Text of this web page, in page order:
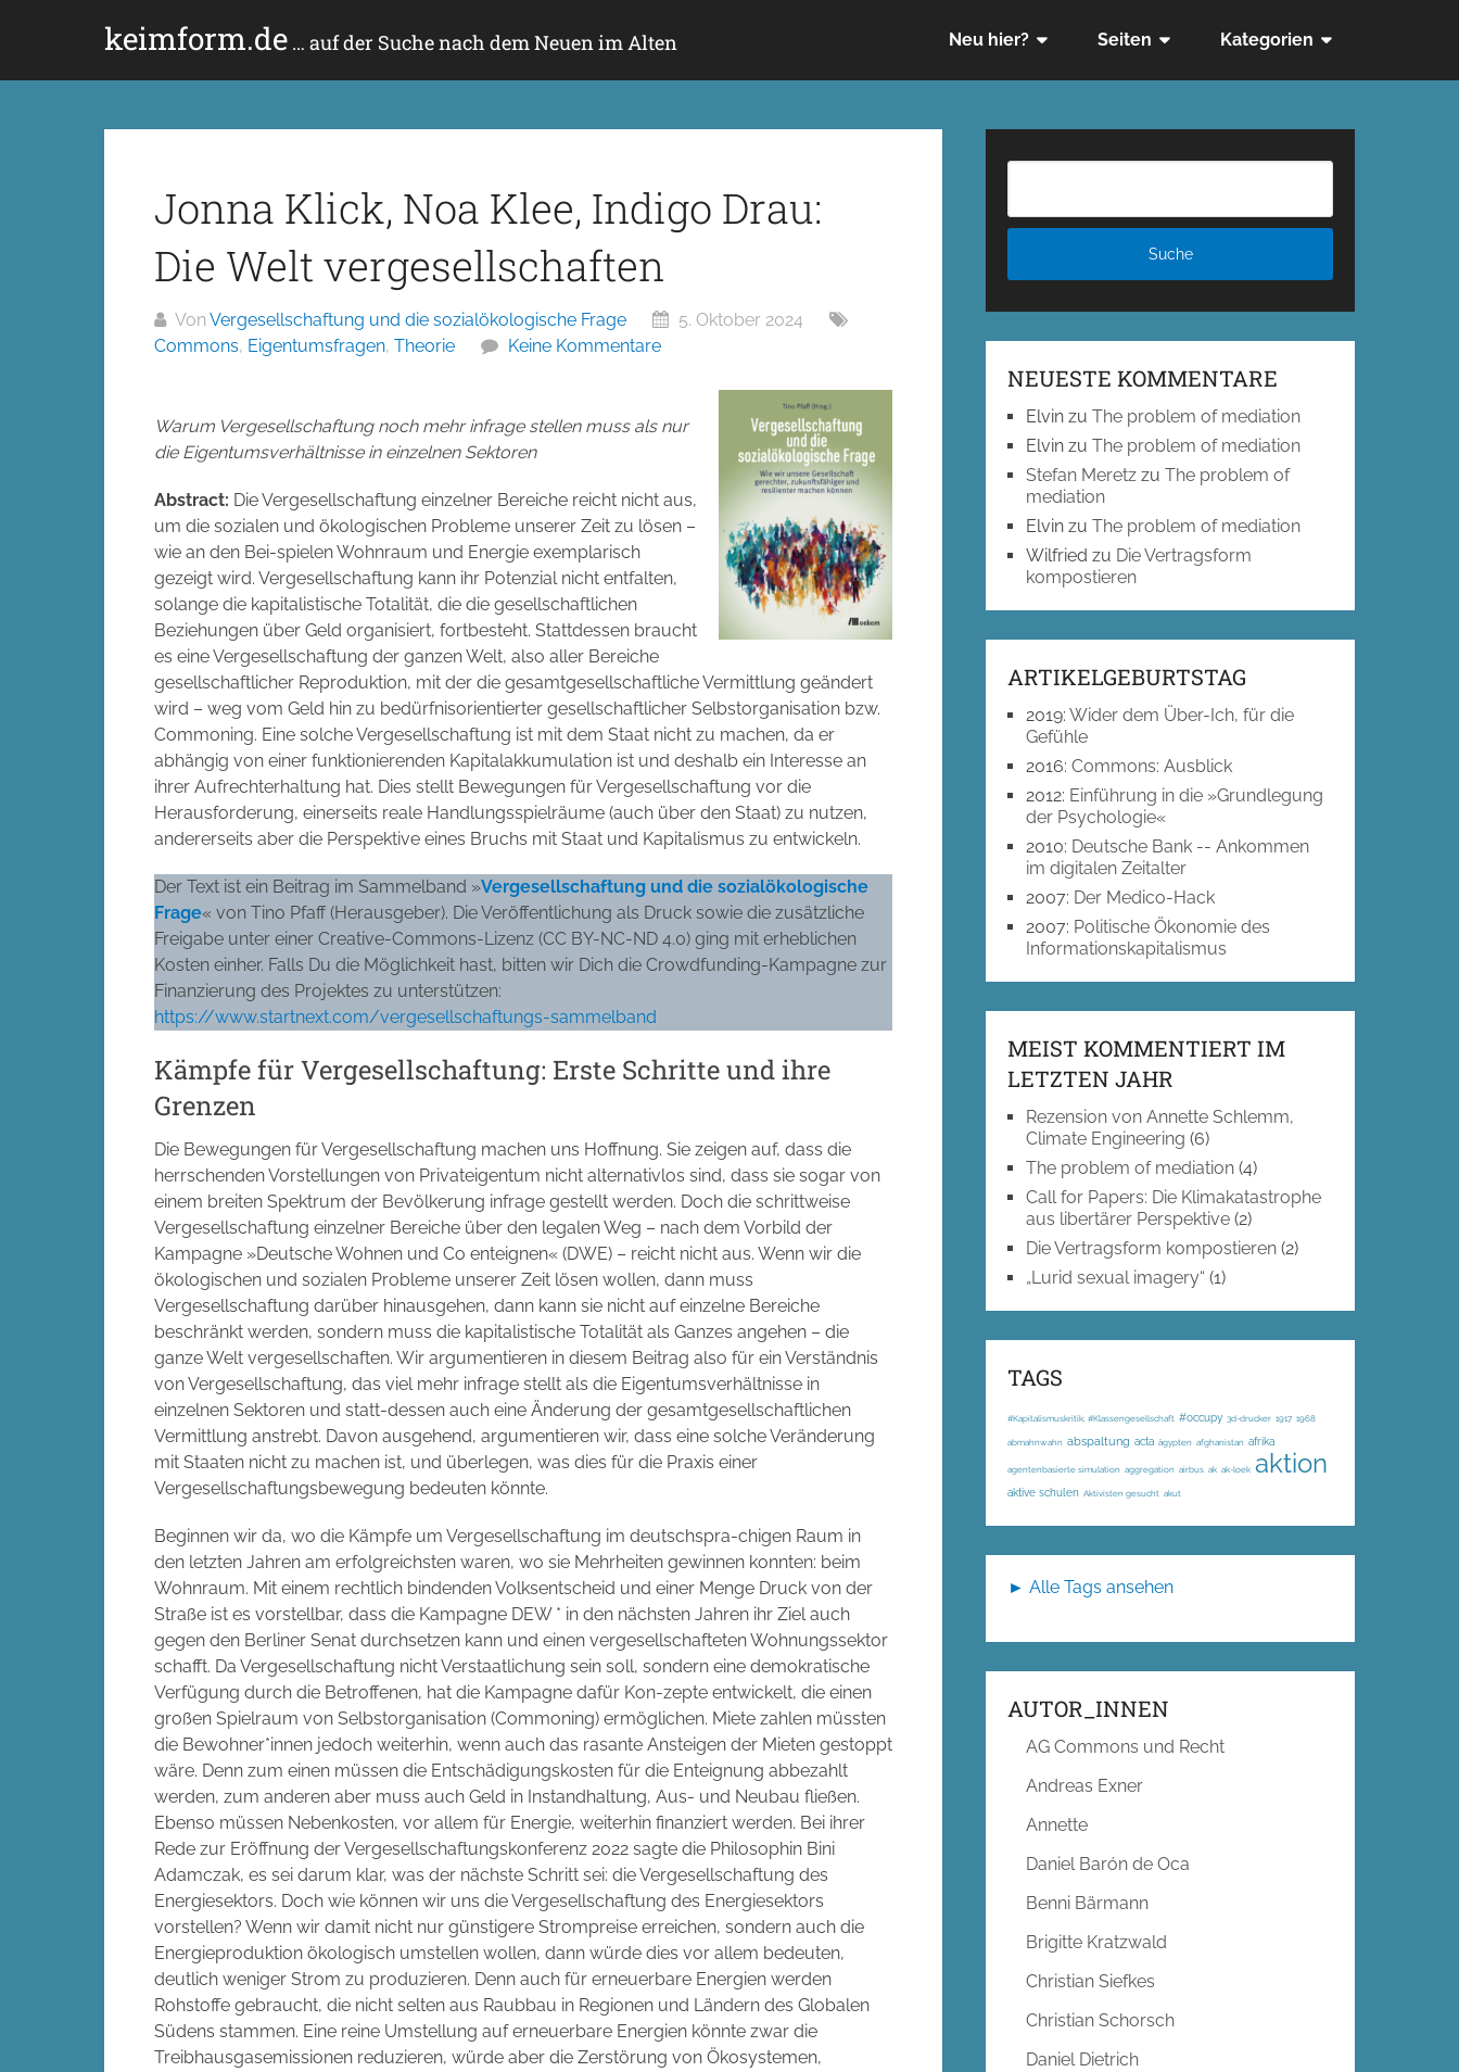
keimform.de … auf der Suche nach dem Neuen im Alten Neu hier? Seiten Kategorien
Jonna Klick, Noa Klee, Indigo Drau:
Die Welt vergesellschaften
Von Vergesellschaftung und die sozialökologische Frage
5. Oktober 2024
Commons, Eigentumsfragen, Theorie Keine Kommentare
Warum Vergesellschaftung noch mehr infrage stellen muss als nur
die Eigentumsverhältnisse in einzelnen Sektoren
Abstract: Die Vergesellschaftung einzelner Bereiche reicht nicht aus,
um die sozialen und ökologischen Probleme unserer Zeit zu lösen –
wie an den Bei-spielen Wohnraum und Energie exemplarisch
gezeigt wird. Vergesellschaftung kann ihr Potenzial nicht entfalten,
solange die kapitalistische Totalität, die die gesellschaftlichen
Beziehungen über Geld organisiert, fortbesteht. Stattdessen braucht
es eine Vergesellschaftung der ganzen Welt, also aller Bereiche
gesellschaftlicher Reproduktion, mit der die gesamtgesellschaftliche Vermittlung geändert
wird – weg vom Geld hin zu bedürfnisorientierter gesellschaftlicher Selbstorganisation bzw.
Commoning. Eine solche Vergesellschaftung ist mit dem Staat nicht zu machen, da er
abhängig von einer funktionierenden Kapitalakkumulation ist und deshalb ein Interesse an
ihrer Aufrechterhaltung hat. Dies stellt Bewegungen für Vergesellschaftung vor die
Herausforderung, einerseits reale Handlungsspielräume (auch über den Staat) zu nutzen,
andererseits aber die Perspektive eines Bruchs mit Staat und Kapitalismus zu entwickeln.
Der Text ist ein Beitrag im Sammelband »Vergesellschaftung und die sozialökologische
Frage« von Tino Pfaff (Herausgeber). Die Veröffentlichung als Druck sowie die zusätzliche
Freigabe unter einer Creative-Commons-Lizenz (CC BY-NC-ND 4.0) ging mit erheblichen
Kosten einher. Falls Du die Möglichkeit hast, bitten wir Dich die Crowdfunding-Kampagne zur
Finanzierung des Projektes zu unterstützen:
https://www.startnext.com/vergesellschaftungs-sammelband
Kämpfe für Vergesellschaftung: Erste Schritte und ihre
Grenzen
Die Bewegungen für Vergesellschaftung machen uns Hoffnung. Sie zeigen auf, dass die
herrschenden Vorstellungen von Privateigentum nicht alternativlos sind, dass sie sogar von
einem breiten Spektrum der Bevölkerung infrage gestellt werden. Doch die schrittweise
Vergesellschaftung einzelner Bereiche über den legalen Weg – nach dem Vorbild der
Kampagne »Deutsche Wohnen und Co enteignen« (DWE) – reicht nicht aus. Wenn wir die
ökologischen und sozialen Probleme unserer Zeit lösen wollen, dann muss
Vergesellschaftung darüber hinausgehen, dann kann sie nicht auf einzelne Bereiche
beschränkt werden, sondern muss die kapitalistische Totalität als Ganzes angehen – die
ganze Welt vergesellschaften. Wir argumentieren in diesem Beitrag also für ein Verständnis
von Vergesellschaftung, das viel mehr infrage stellt als die Eigentumsverhältnisse in
einzelnen Sektoren und statt-dessen auch eine Änderung der gesamtgesellschaftlichen
Vermittlung anstrebt. Davon ausgehend, argumentieren wir, dass eine solche Veränderung
mit Staaten nicht zu machen ist, und überlegen, was dies für die Praxis einer
Vergesellschaftungsbewegung bedeuten könnte.
Beginnen wir da, wo die Kämpfe um Vergesellschaftung im deutschspra-chigen Raum in
den letzten Jahren am erfolgreichsten waren, wo sie Mehrheiten gewinnen konnten: beim
Wohnraum. Mit einem rechtlich bindenden Volksentscheid und einer Menge Druck von der
Straße ist es vorstellbar, dass die Kampagne DEW * in den nächsten Jahren ihr Ziel auch
gegen den Berliner Senat durchsetzen kann und einen vergesellschafteten Wohnungssektor
schafft. Da Vergesellschaftung nicht Verstaatlichung sein soll, sondern eine demokratische
Verfügung durch die Betroffenen, hat die Kampagne dafür Kon-zepte entwickelt, die einen
großen Spielraum von Selbstorganisation (Commoning) ermöglichen. Miete zahlen müssten
die Bewohner*innen jedoch weiterhin, wenn auch das rasante Ansteigen der Mieten gestoppt
wäre. Denn zum einen müssen die Entschädigungskosten für die Enteignung abbezahlt
werden, zum anderen aber muss auch Geld in Instandhaltung, Aus- und Neubau fließen.
Ebenso müssen Nebenkosten, vor allem für Energie, weiterhin finanziert werden. Bei ihrer
Rede zur Eröffnung der Vergesellschaftungskonferenz 2022 sagte die Philosophin Bini
Adamczak, es sei darum klar, was der nächste Schritt sei: die Vergesellschaftung des
Energiesektors. Doch wie können wir uns die Vergesellschaftung des Energiesektors
vorstellen? Wenn wir damit nicht nur günstigere Strompreise erreichen, sondern auch die
Energieproduktion ökologisch umstellen wollen, dann würde dies vor allem bedeuten,
deutlich weniger Strom zu produzieren. Denn auch für erneuerbare Energien werden
Rohstoffe gebraucht, die nicht selten aus Raubbau in Regionen und Ländern des Globalen
Südens stammen. Eine reine Umstellung auf erneuerbare Energien könnte zwar die
Treibhausgasemissionen reduzieren, würde aber die Zerstörung von Ökosystemen,
NEUESTE KOMMENTARE
Elvin zuThe problem of mediation
Elvin zuThe problem of mediation
Stefan Meretz zuThe problem of
mediation
Elvin zuThe problem of mediation
Wilfried zu Die Vertragsform
kompostieren
ARTIKELGEBURTSTAG
2019:Wider dem Über-Ich, für die
Gefühle
2016:Commons: Ausblick
2012: Einführung in die »Grundlegung
der Psychologie«
2010: Deutsche Bank -- Ankommen
im digitalen Zeitalter
2007: Der Medico-Hack
2007: Politische Ökonomie des
Informationskapitalismus
MEIST KOMMENTIERT IM
LETZTEN JAHR
Rezension von Annette Schlemm,
Climate Engineering (6)
The problem of mediation (4)
Call for Papers: Die Klimakatastrophe
aus libertärer Perspektive (2)
Die Vertragsform kompostieren (2)
„Lurid sexual imagery“ (1)
TAGS
#Kapitalismuskritik; #Klassengesellschaft #occupy 3d-drucker 1917 1968
abmahnwahn abspaltung acta ägypten afghanistan afrika
agentenbasierte simulation aggregation airbus ak ak-loek aktion
aktive schulen Aktivisten gesucht akut
► Alle Tags ansehen
AUTOR_INNEN
AG Commons und Recht
Andreas Exner
Annette
Daniel Barón de Oca
Benni Bärmann
Brigitte Kratzwald
Christian Siefkes
Christian Schorsch
Daniel Dietrich